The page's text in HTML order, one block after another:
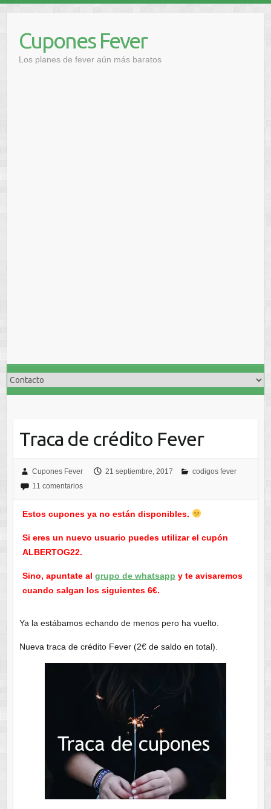
contenidoCupones Fever
Los planes de fever aún más baratos
Traca de crédito Fever
Cupones Fever 21 septiembre, 2017
codigos fever
11 comentarios
Estos cupones ya no están disponibles.
Si eres un nuevo usuario puedes utilizar el cupón
ALBERTOG22.
Sino, apuntate al grupo de whatsapp y te avisaremos
cuando salgan los siguientes 6€.
Ya la estábamos echando de menos pero ha vuelto.
Nueva traca de crédito Fever (2€ de saldo en total).